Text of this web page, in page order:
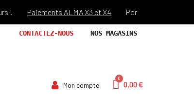
Paiements ALMA X3 et X4 Port offert dès 69€
CONTACTEZ-NOUS NOS MAGASINS
Mon compte 0,00 €